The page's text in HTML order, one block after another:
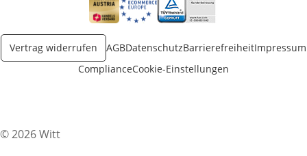
Öffnet in neuem Fenster
Öffnet in neuem Fenster
Öffnet in neuem Fenster
Vertrag widerrufen AGBDatenschutzBarrierefreiheitImpressum
ComplianceCookie-Einstellungen
© 2026 Witt